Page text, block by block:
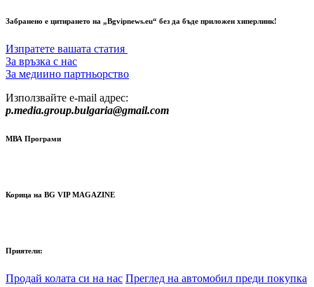
Забранено е цитирането на „Bgvipnews.eu“ без да бъде приложен хиперлинк!
Изпратете вашата статия
За връзка с нас
За медиино партньорство
Използвайте e-mail адрес:
p.media.group.bulgaria@gmail.com
МВА Програми
Корица на BG VIP MAGAZINE
Приятели:
Продай колата си на нас Преглед на автомобил преди покупка